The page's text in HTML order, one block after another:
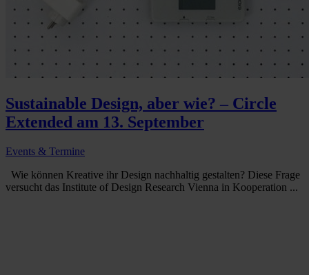
Sustainable Design, aber wie? – Circle
Extended am 13. September
Events & Termine
Wie können Kreative ihr Design nachhaltig gestalten? Diese Frage
versucht das Institute of Design Research Vienna in Kooperation ...